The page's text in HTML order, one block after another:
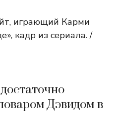
играющий Карми
кадр из сериала. /
Дэвидом в